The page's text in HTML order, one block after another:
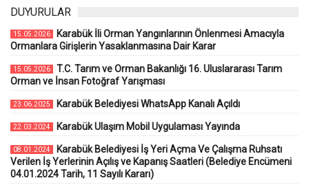
DUYURULAR
15.05.2026
Karabük İli Orman Yangınlarının Önlenmesi Amacıyla
Ormanlara Girişlerin Yasaklanmasına Dair Karar
15.05.2026
T.C. Tarım ve Orman Bakanlığı 16. Uluslararası Tarım
Orman ve İnsan Fotoğraf Yarışması
23.06.2025 Karabük Belediyesi WhatsApp Kanalı Açıldı
22.03.2024 Karabük Ulaşım Mobil Uygulaması Yayında
08.01.2024
Karabük Belediyesi İş Yeri Açma Ve Çalışma Ruhsatı
Verilen İş Yerlerinin Açılış ve Kapanış Saatleri (Belediye Encümeni
04.01.2024 Tarih, 11 Sayılı Kararı)